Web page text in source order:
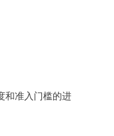
和准入门槛的进